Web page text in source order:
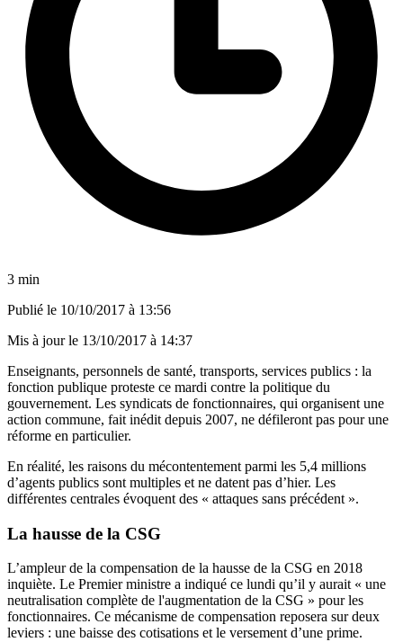
3 min
Publié le 10/10/2017 à 13:56
Mis à jour le 13/10/2017 à 14:37
Enseignants, personnels de santé, transports, services publics : la
fonction publique proteste ce mardi contre la politique du
gouvernement. Les syndicats de fonctionnaires, qui organisent une
action commune, fait inédit depuis 2007, ne défileront pas pour une
réforme en particulier.
En réalité, les raisons du mécontentement parmi les 5,4 millions
d’agents publics sont multiples et ne datent pas d’hier. Les
différentes centrales évoquent des « attaques sans précédent ».
La hausse de la CSG
L’ampleur de la compensation de la hausse de la CSG en 2018
inquiète. Le Premier ministre a indiqué ce lundi qu’il y aurait « une
neutralisation complète de l'augmentation de la CSG » pour les
fonctionnaires. Ce mécanisme de compensation reposera sur deux
leviers : une baisse des cotisations et le versement d’une prime.